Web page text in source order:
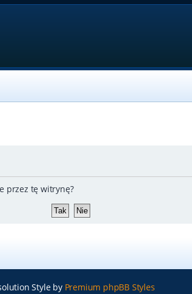
przez tę witrynę?
Style by Premium phpBB Styles